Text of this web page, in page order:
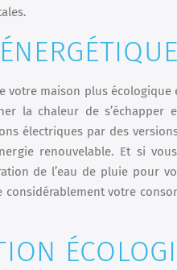
maison plus écologique
la chaleur de
électriques par des
renouvelable. Et si
de l’eau de pluie pour
votre